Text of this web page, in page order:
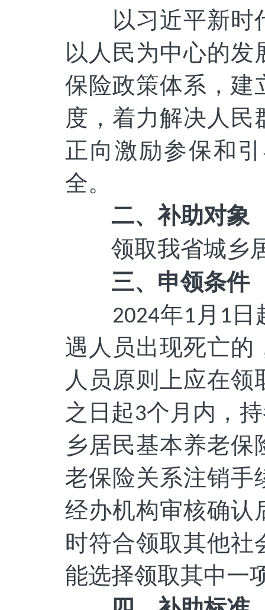
以习近平新时
以人民为中心的发
保险政策体系， 建
度，着力解决人
正向激励参保和
全。
二、补助对象
领取我省城乡
三、 申领条件
2024年1 月 1
遇人员出现死亡的
人员 原则上应在领
之日起3个月内，持
乡居民基本养老
老保险关系注销手
经办机构审核确认
时符合领取其他社
能选择领取其中一